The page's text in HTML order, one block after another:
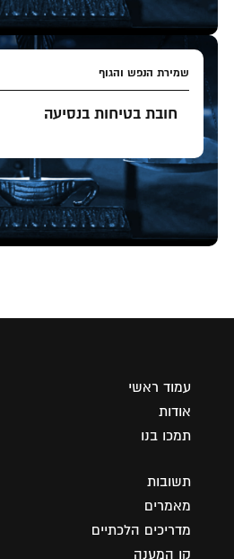
שמירת הנפש והגוף
חובת בטיחות בנסיעה
עמוד ראשי
אודות
תמכו בנו
תשובות
מאמרים
מדריכים הלכתיים
קו המענה